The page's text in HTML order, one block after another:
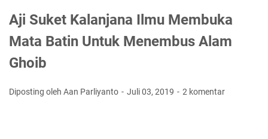
Aji Suket Kalanjana Ilmu Membuka
Mata Batin Untuk Menembus Alam
Ghoib
Diposting oleh Aan Parliyanto Juli 03, 2019 2 komentar